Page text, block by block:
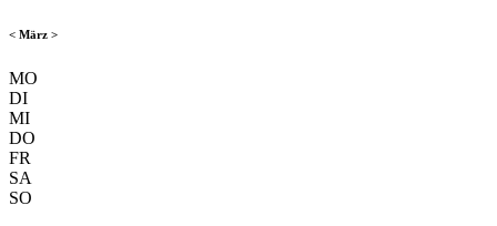
< März >
MO
DI
MI
DO
FR
SA
SO